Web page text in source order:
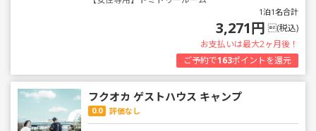
1泊1名合計
3,271円 (税込)
お支払いは最大2ヶ月後！
ご予約で163ポイントを還元
フクオカ ゲストハウス キャンプ
0.0 評価なし